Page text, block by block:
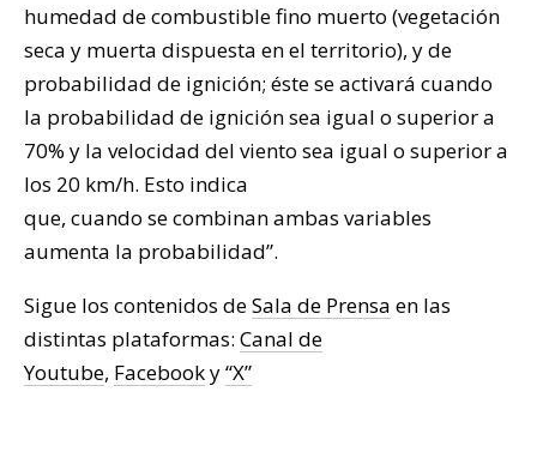
humedad de combustible fino muerto (vegetación
seca y muerta dispuesta en el territorio), y de
probabilidad de ignición; éste se activará cuando
la probabilidad de ignición sea igual o superior a
70% y la velocidad del viento sea igual o superior a
los 20 km/h. Esto indica
que, cuando se combinan ambas variables
aumenta la probabilidad”.
Sigue los contenidos deSala de Prensa en las
distintas plataformas: Canal de
Youtube, Facebooky“X”